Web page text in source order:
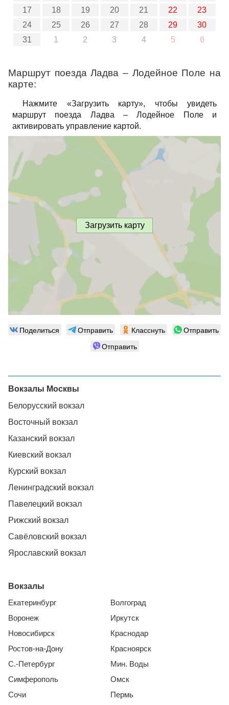
17
18 19 20 21 22
23
24
25 26 27 28 29
30
31
1 2 3 4 5 6
Маршрут поезда Ладва – Лодейное Поле на
карте:
Нажмите «Загрузить карту», чтобы увидеть
маршрут поезда Ладва – Лодейное Поле и
активировать управление картой.
Загрузить карту
Поделиться Отправить Класснуть
Отправить
Отправить
Вокзалы Москвы
Белорусский вокзал
Восточный вокзал
Казанский вокзал
Киевский вокзал
Курский вокзал
Ленинградский вокзал
Павелецкий вокзал
Рижский вокзал
Савёловский вокзал
Ярославский вокзал
Вокзалы
Екатеринбург
Воронеж
Новосибирск
Ростов-на-Дону
С.-Петербург
Симферополь
Сочи
Волгоград
Иркутск
Краснодар
Красноярск
Мин. Воды
Омск
Пермь